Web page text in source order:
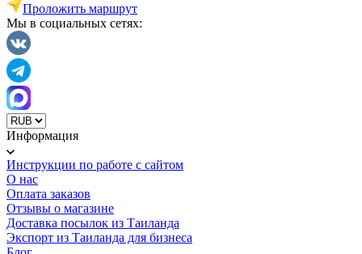
Проложить маршрут
Мы в социальных сетях:
Информация
Инструкции по работе с сайтом
О нас
Оплата заказов
Отзывы о магазине
Доставка посылок из Таиланда
Экспорт из Таиланда для бизнеса